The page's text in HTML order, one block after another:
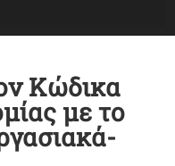
Κώδικα
με το